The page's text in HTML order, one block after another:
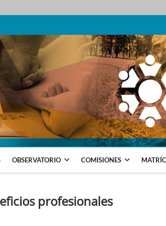
ENTIDADES PROFESIONALES
OBSERVATORIO COMISIONES
profesionales